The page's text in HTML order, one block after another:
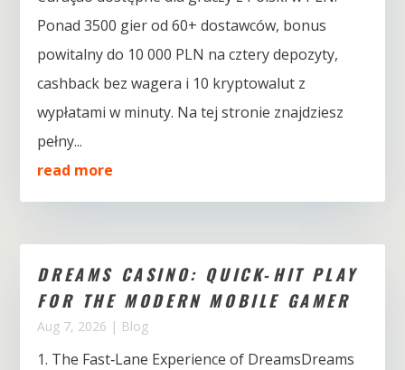
Ponad 3500 gier od 60+ dostawców, bonus
powitalny do 10 000 PLN na cztery depozyty,
cashback bez wagera i 10 kryptowalut z
wypłatami w minuty. Na tej stronie znajdziesz
pełny...
read more
DREAMS CASINO: QUICK‑HIT PLAY
FOR THE MODERN MOBILE GAMER
Aug 7, 2026 | Blog
1. The Fast‑Lane Experience of DreamsDreams